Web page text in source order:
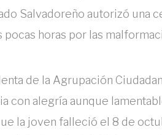
Salvadoreño autorizó una
pocas horas por las
de la Agrupación
con alegría aunque
la joven falleció el 8 de